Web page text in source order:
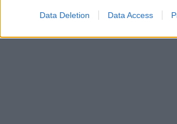
Data Deletion Data Access